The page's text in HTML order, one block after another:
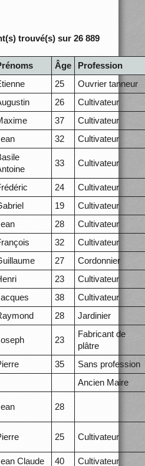
trouvé(s) sur 26 889
Âge
Profession
25
Ouvrier tanneur
26
Cultivateur
37
Cultivateur
32 Cultivateur
33 Cultivateur
24
Cultivateur
19
Cultivateur
28
Cultivateur
32
Cultivateur
27
Cordonnier
23
Cultivateur
38
Cultivateur
28
Jardinier
23
Fabricant de
plâtre
35
Sans profession
Ancien Maire
28
25 Cultivateur
Claude 40
Cultivateur